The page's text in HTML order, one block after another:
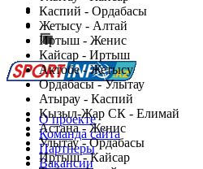
Каспий - Ордабасы
Жетысу - Алтай
Иртыш - Женис
Кайсар - Иртыш
Актобе - Жетысу
Ордабасы - Улытау
Атырау - Каспий
Кызыл-Жар СК - Елимай
Астана - Женис
Улытау - Ордабасы
Иртыш - Кайсар
Есть идея?
Сообщить о мероприятии
Перейти на старый сайт
О проекте
Команда сайта
Партнеры
Вакансии